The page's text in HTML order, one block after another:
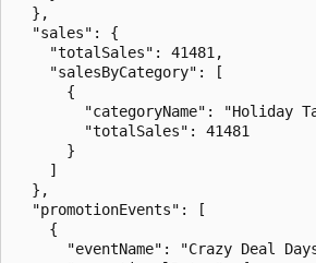
  },
  "sales": {
    "totalSales": 41481,
    "salesByCategory": [
      {
"categoryName": "Holiday
        "totalSales": 41481
      }
    ]
  },
  "promotionEvents": [
    {
"eventName": "Crazy Deal